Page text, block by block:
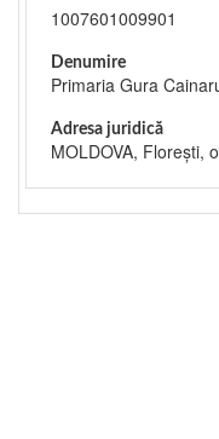
1007601009901
Denumire
Primaria Gura
Adresa juridică
MOLDOVA, Floreşti,